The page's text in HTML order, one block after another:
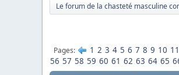
Le forum de la chasteté masculine
Pages 1 2 3 4 5 6 7 8 9 10 11
56 57 58 59 60 61 62 63 64 65